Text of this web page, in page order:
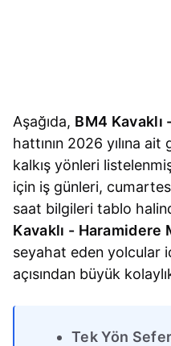
Aşağıda, BM4
hattının 2026 yılına
kalkış yönleri
için iş günleri,
saat bilgileri tablo
Kavaklı - Haramidere
seyahat eden yolcular
açısından büyük
Tek Yön